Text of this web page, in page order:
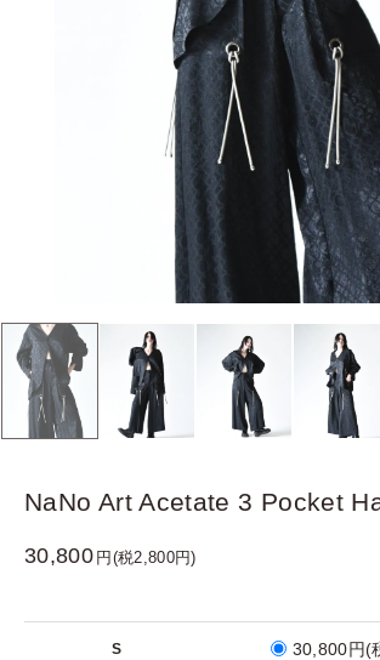
NaNo Art Acetate 3 Pocket
30,800 円(税2,800円)
S 30,800円(